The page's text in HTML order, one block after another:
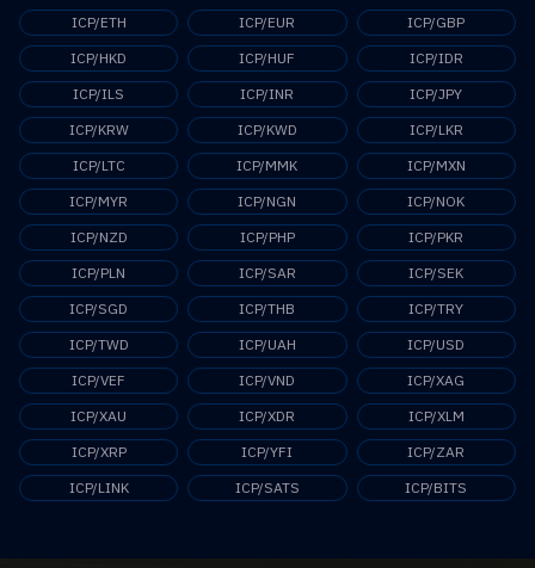
ICP/ETH
ICP/EUR
ICP/GBP
ICP/HKD
ICP/HUF
ICP/IDR
ICP/ILS
ICP/INR
ICP/JPY
ICP/KRW
ICP/KWD
ICP/LKR
ICP/LTC
ICP/MMK
ICP/MXN
ICP/MYR
ICP/NGN
ICP/NOK
ICP/NZD
ICP/PHP
ICP/PKR
ICP/PLN
ICP/SAR
ICP/SEK
ICP/SGD
ICP/THB
ICP/TRY
ICP/TWD
ICP/UAH
ICP/USD
ICP/VEF
ICP/VND
ICP/XAG
ICP/XAU
ICP/XDR
ICP/XLM
ICP/XRP
ICP/YFI
ICP/ZAR
ICP/LINK
ICP/SATS ICP/BITS